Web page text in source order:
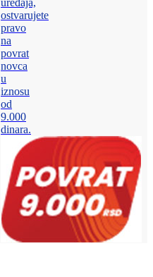
uređaja,
ostvarujete
pravo
na
povrat
novca
u
iznosu
od
9.000
dinara.